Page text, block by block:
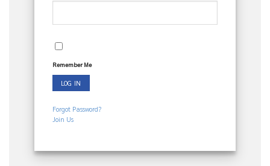
Remember Me
Forgot Password?
Join Us